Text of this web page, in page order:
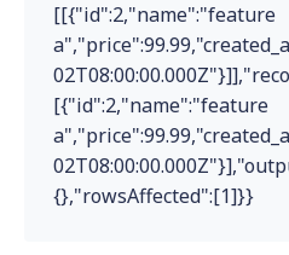
[[{"id":2,"name":"feature
[{"id":2,"name":"feature
{},"rowsAffected":[1]}}